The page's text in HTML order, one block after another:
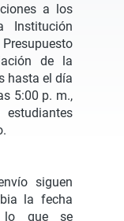
a los
Institución
de la
hasta el día
5:00 p. m.,
siguen
la fecha
lo que se